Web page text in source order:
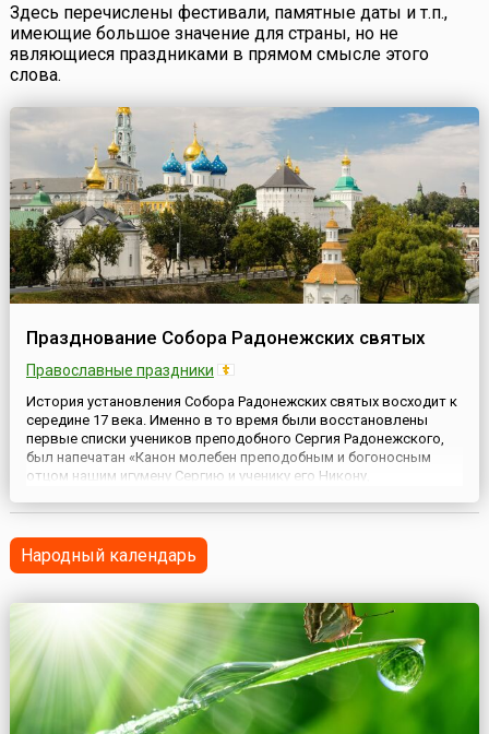
Здесь перечислены фестивали, памятные даты и т.п.,
имеющие большое значение для страны, но не
являющиеся праздниками в прямом смысле этого
слова.
Празднование Собора Радонежских святых
Православные праздники
История установления Собора Радонежских святых восходит к
середине 17 века. Именно в то время были восстановлены
первые списки учеников преподобного Сергия Радонежского,
был напечатан «Канон молебен преподобным и богоносным
отцом нашим игумену Сергию и ученику его Никону,
написание иконы Собора Радонежских святых.Последующие
Народный календарь